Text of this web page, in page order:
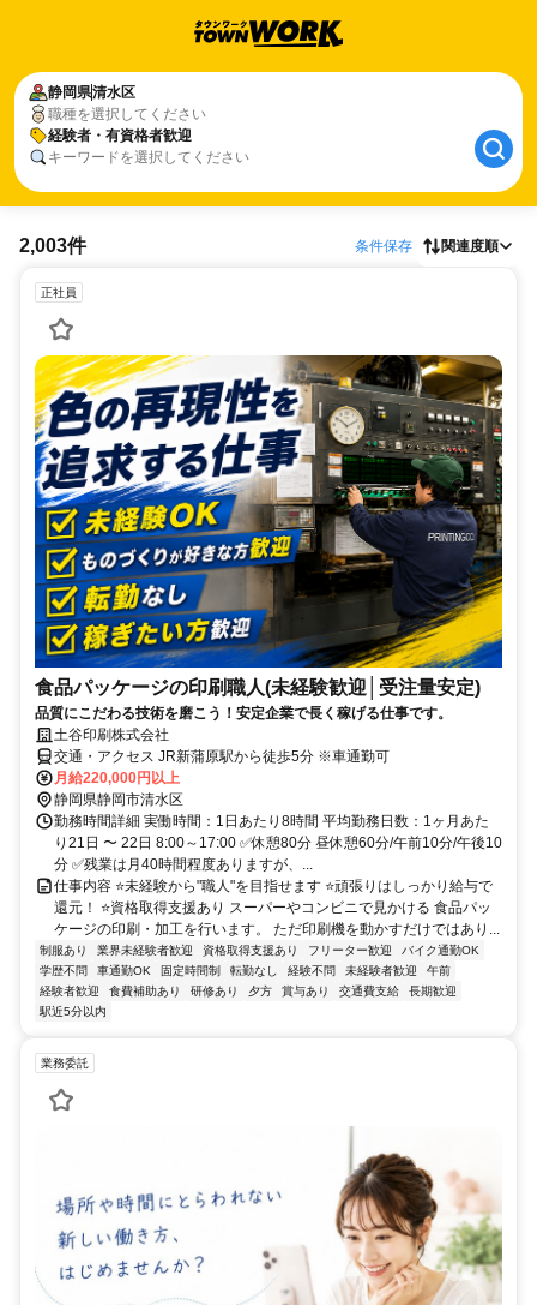
静岡県清水区
職種を選択してください
経験者・有資格者歓迎
キーワードを選択してください
2,003件 条件保存 関連度順
正社員
食品パッケージの印刷職人(未経験歓迎│受注量安定)
品質にこだわる技術を磨こう！安定企業で長く稼げる仕事です。
土谷印刷株式会社
交通・アクセス JR新蒲原駅から徒歩5分 ※車通勤可
月給220,000円以上
静岡県静岡市清水区
勤務時間詳細 実働時間：1日あたり8時間 平均勤務日数：1ヶ月あた
り21日 〜 22日 8:00～17:00 ✅休憩80分 昼休憩60分/午前10分/午後10
分 ✅残業は月40時間程度ありますが、...
仕事内容 ⭐未経験から"職人"を目指せます ⭐頑張りはしっかり給与で
還元！ ⭐資格取得支援あり スーパーやコンビニで見かける 食品パッ
ケージの印刷・加工を行います。 ただ印刷機を動かすだけではあり...
制服あり 業界未経験者歓迎 資格取得支援あり フリーター歓迎
バイク通勤OK
学歴不問
車通勤OK 固定時間制 転勤なし 経験不問 未経験者歓迎
午前
経験者歓迎
食費補助あり 研修あり 夕方 賞与あり 交通費支給
長期歓迎
駅近5分以内
業務委託